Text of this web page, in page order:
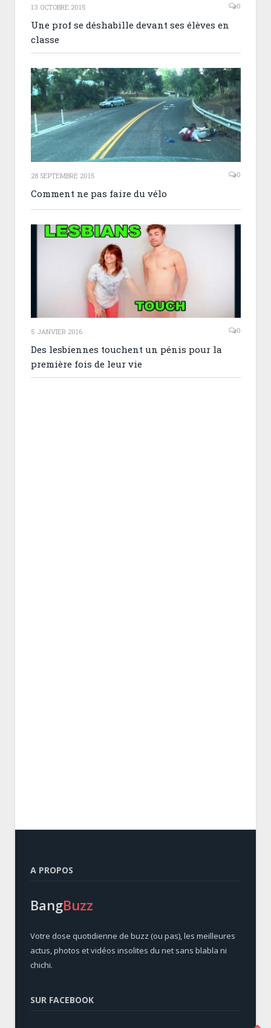
13 OCTOBRE 2015 0
Une prof se déshabille devant ses élèves en
classe
28 SEPTEMBRE 2015 0
Comment ne pas faire du vélo
5 JANVIER 2016 0
Des lesbiennes touchent un pénis pour la
première fois de leur vie
A PROPOS
BangBuzz
Votre dose quotidienne de buzz (ou pas), les meilleures
actus, photos et vidéos insolites du net sans blabla ni
chichi.
SUR FACEBOOK